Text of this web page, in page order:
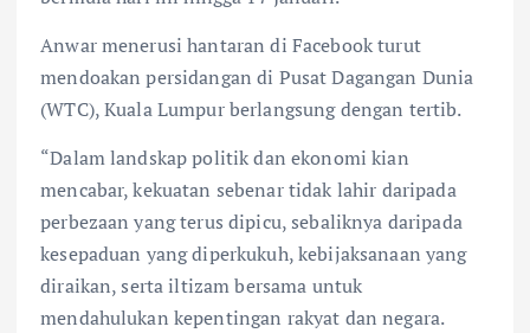
k p
Anwar menerusi hantaran di Facebook turut
mendoakan persidangan di Pusat Dagangan Dunia
(WTC), Kuala Lumpur berlangsung dengan tertib.
“Dalam landskap politik dan ekonomi kian
mencabar, kekuatan sebenar tidak lahir daripada
perbezaan yang terus dipicu, sebaliknya daripada
kesepaduan yang diperkukuh, kebijaksanaan yang
diraikan, serta iltizam bersama untuk
mendahulukan kepentingan rakyat dan negara.